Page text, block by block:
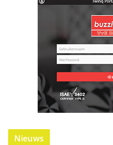
Nieuws